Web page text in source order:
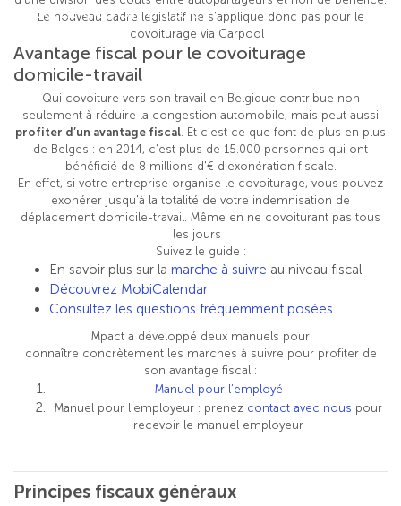
AVEC LE COVOITURAGE
Le nouveau cadre législatif ne s'applique donc pas pour le
covoiturage via Carpool !
Avantage fiscal pour le covoiturage
domicile-travail
Qui covoiture vers son travail en Belgique contribue non
seulement à réduire la congestion automobile, mais peut aussi
profiter d’un avantage fiscal. Et c’est ce que font de plus en plus
de Belges : en 2014, c'est plus de 15.000 personnes qui ont
bénéficié de 8 millions d'€ d'exonération fiscale.
En effet, si votre entreprise organise le covoiturage, vous pouvez
exonérer jusqu'à la totalité de votre indemnisation de
déplacement domicile-travail. Même en ne covoiturant pas tous
les jours !
Suivez le guide :
En savoir plus sur la marche à suivre au niveau fiscal
Découvrez MobiCalendar
Consultez les questions fréquemment posées
Mpact a développé deux manuels pour
connaître concrètement les marches à suivre pour profiter de
son avantage fiscal :
Manuel pour l’employé
Manuel pour l’employeur : prenez contact avec nous pour
recevoir le manuel employeur
Principes fiscaux généraux